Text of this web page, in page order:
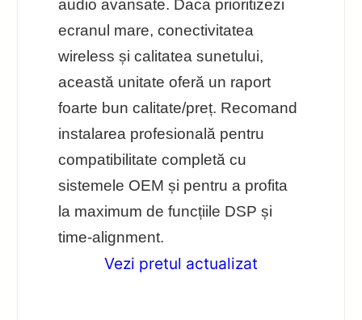
audio avansate. Daca prioritizezi
ecranul mare, conectivitatea
wireless și calitatea sunetului,
această unitate oferă un raport
foarte bun calitate/preț. Recomand
instalarea profesională pentru
compatibilitate completă cu
sistemele OEM și pentru a profita
la maximum de funcțiile DSP și
time-alignment.
Vezi pretul actualizat